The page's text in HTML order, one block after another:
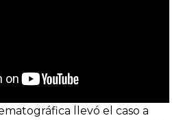
llevó el caso a